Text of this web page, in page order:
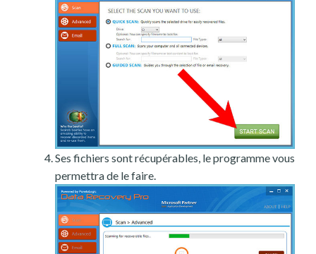
Ses fichiers sont récupérables, le programme vous
permettra de le faire.